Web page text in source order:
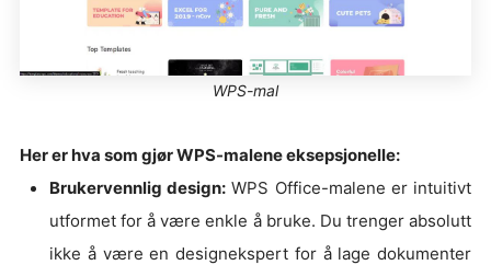
WPS-mal
Her er hva som gjør WPS-malene eksepsjonelle:
Brukervennlig design: WPS Office-malene er intuitivt
utformet for å være enkle å bruke. Du trenger absolutt
ikke å være en designekspert for å lage dokumenter